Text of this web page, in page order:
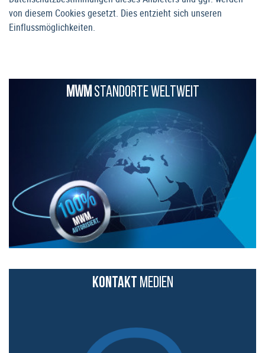
von diesem Cookies gesetzt. Dies entzieht sich unseren
Einflussmöglichkeiten.
MWMSTANDORTE WELTWEIT
KONTAKT MEDIEN